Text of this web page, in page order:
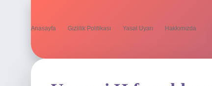
Anasayfa Gizlilik Politikası Yasal Uyarı Hakkımızda